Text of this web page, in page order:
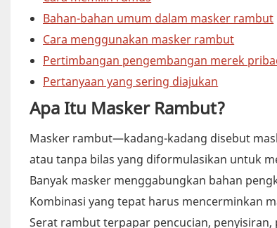
Bahan-bahan umum dalam masker rambut
Cara menggunakan masker rambut
Pertimbangan pengembangan merek
Pertanyaan yang sering diajukan
Apa Itu Masker Rambut?
Masker rambut—kadang-kadang disebut
atau tanpa bilas yang diformulasikan untuk
Banyak masker menggabungkan bahan
Kombinasi yang tepat harus mencerminkan
Serat rambut terpapar pencucian,